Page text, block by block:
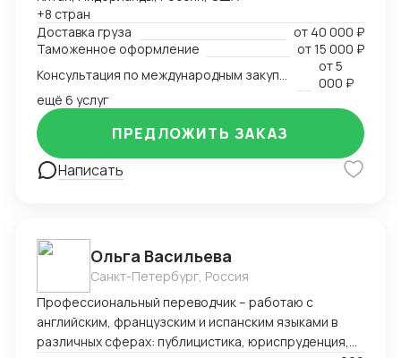
всех этапов оформления. Расчёт и планирование
затрат на транспорт, налоги, сертификацию. Опыт
разработки товара с нуля в Китае — от идеи и
адаптации под рынок до запуска продаж. Знание
рынка, умение быстро находить надёжных партнёров
и выстраивать устойчивые схемы поставок для
любой продукции — от промышленного
оборудования до товаров для маркетплейсов.
+8 стран
Доставка груза
от 40 000 ₽
Таможенное оформление
от15 000 ₽
от5
000 ₽
ещё 6 услуг
Написать
ПРЕДЛОЖИТЬ ЗАКАЗ
Ольга Васильева
Санкт-Петербург, Россия
Профессиональный переводчик – работаю с
английским, французским и испанским языками в
различных сферах: публицистика, юриспруденция,